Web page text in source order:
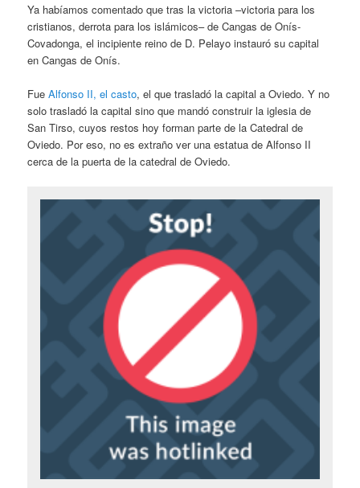
Ya habíamos comentado que tras la victoria –victoria para los
cristianos, derrota para los islámicos– de Cangas de Onís-
Covadonga, el incipiente reino de D. Pelayo instauró su capital
en Cangas de Onís.
Fue Alfonso II, el casto, el que trasladó la capital a Oviedo. Y no
solo trasladó la capital sino que mandó construir la iglesia de
San Tirso, cuyos restos hoy forman parte de la Catedral de
Oviedo. Por eso, no es extraño ver una estatua de Alfonso II
cerca de la puerta de la catedral de Oviedo.